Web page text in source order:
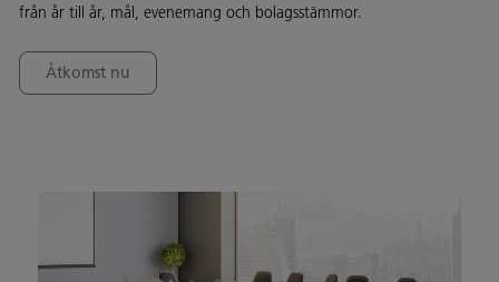
från år till år, mål, evenemang och bolagsstämmor.
Åtkomst nu